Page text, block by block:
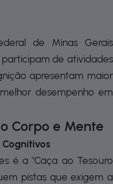
de Minas Gerais
de atividades
apresentam maior
desempenho em
Corpo e Mente
Cognitivos
é a "Caça ao Tesouro
pistas que exigem a